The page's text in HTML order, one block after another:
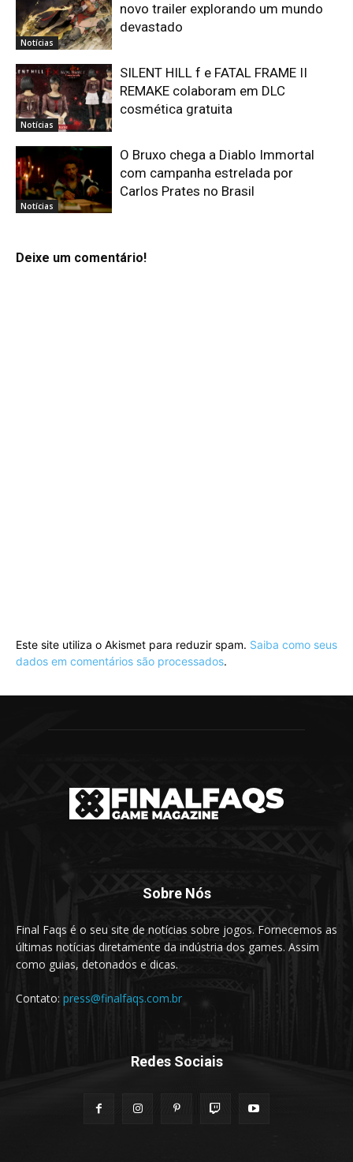
Notícias
novo trailer explorando um mundo
devastado
Notícias
SILENT HILL f e FATAL FRAME II
REMAKE colaboram em DLC
cosmética gratuita
Notícias
O Bruxo chega a Diablo Immortal
com campanha estrelada por
Carlos Prates no Brasil
Deixe um comentário!
Este site utiliza o Akismet para reduzir spam. Saiba como seus
dados em comentários são processados.
Sobre Nós
Final Faqs é o seu site de notícias sobre jogos. Fornecemos as
últimas notícias diretamente da indústria dos games. Assim
como guias, detonados e dicas.
Contato: press@finalfaqs.com.br
Redes Sociais